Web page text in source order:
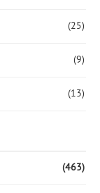
(25)
(9)
(13)
(463)